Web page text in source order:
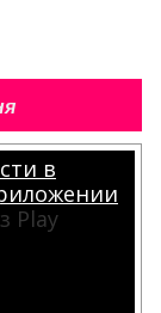
в
Play